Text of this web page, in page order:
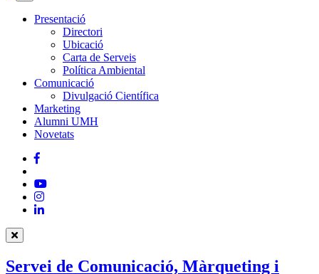
Presentació
Presentació
Directori
Ubicació
Carta de Serveis
Política Ambiental
Comunicació
Comunicació
Divulgació Científica
Marketing
Alumni UMH
Novetats
Facebook
YouTube
Instagram
LinkedIn
Servei de Comunicació, Màrqueting i